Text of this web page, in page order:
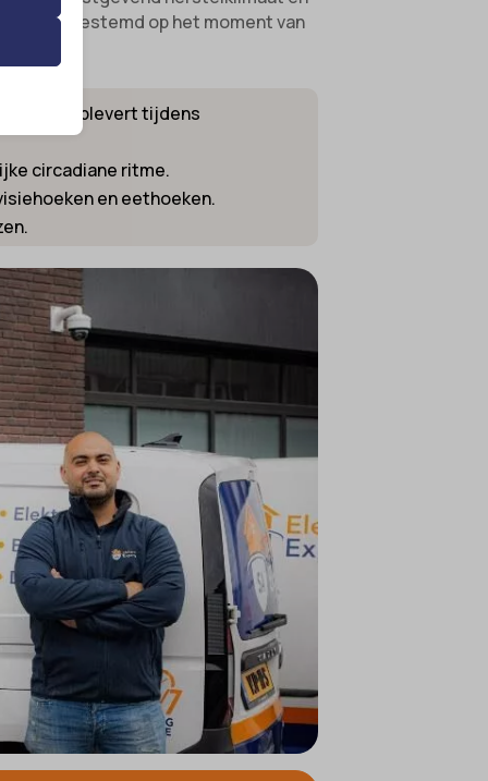
afgestemd op het moment van
oplevert tijdens
circadiane ritme.
en eethoeken.